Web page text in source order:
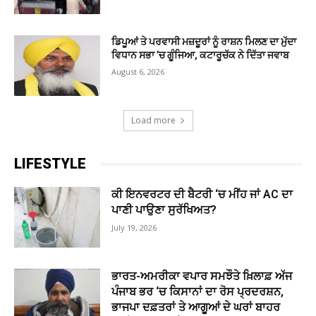
ਡਿਪੂਆਂ ਤੇ ਪਰਵਾਸੀ ਮਜ਼ਦੂਰਾਂ ਨੂੰ ਰਾਸ਼ਨ ਮਿਲਣ ਦਾ ਮੁੱਦਾ
ਵਿਧਾਨ ਸਭਾ ’ਚ ਗੂੰਜਿਆ, ਕਟਾਰੂਚੱਕ ਨੇ ਦਿੱਤਾ ਜਵਾਬ
August 6, 2026
Load more
LIFESTYLE
ਕੀ ਇਨਵਰਟਰ ਦੀ ਬੈਟਰੀ ‘ਚ ਮੀਂਹ ਜਾਂ AC ਦਾ
ਪਾਣੀ ਪਾਉਣਾ ਸੁਰੱਖਿਅਤ?
July 19, 2026
ਭਾਰਤ-ਅਮਰੀਕਾ ਵਪਾਰ ਸਮਝੌਤੇ ਖ਼ਿਲਾਫ਼ ਅੱਜ
ਪੰਜਾਬ ਭਰ ‘ਚ ਕਿਸਾਨਾਂ ਦਾ ਰੋਸ ਪ੍ਰਦਰਸ਼ਨ,
ਭਾਜਪਾ ਦਫ਼ਤਰਾਂ ਤੇ ਆਗੂਆਂ ਦੇ ਘਰਾਂ ਬਾਹਰ